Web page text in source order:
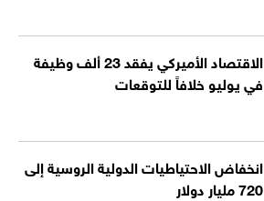
الاقتصاد الأميركي يفقد 23 ألف وظيفة
في يوليو خلافاً للتوقعات
انخفاض الاحتياطيات الدولية الروسية إلى
720 مليار دولار